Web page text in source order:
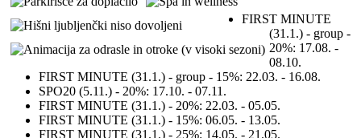
FIRST MINUTE
(31.1.) - group -
20%: 17.08. -
08.10.
FIRST MINUTE (31.1.) - group - 15%: 22.03. - 16.08.
SPO20 (5.11.) - 20%: 17.10. - 07.11.
FIRST MINUTE (31.1.) - 20%: 22.03. - 05.05.
FIRST MINUTE (31.1.) - 15%: 06.05. - 13.05.
FIRST MINUTE (31.1.) - 25%: 14.05. - 21.05.